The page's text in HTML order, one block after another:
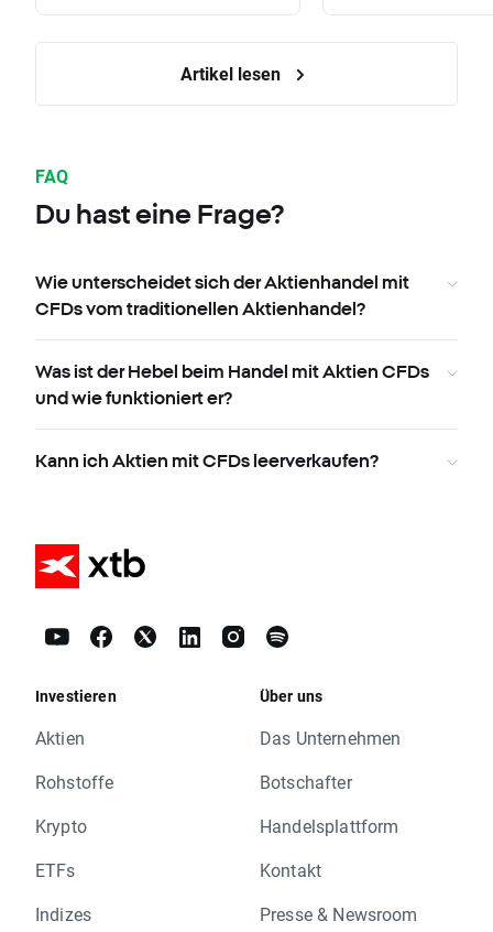
Artikel lesen
FAQ
Du hast eine Frage?
Wie unterscheidet sich der Aktienhandel mit
CFDs vom traditionellen Aktienhandel?
Was ist der Hebel beim Handel mit Aktien CFDs
und wie funktioniert er?
Kann ich Aktien mit CFDs leerverkaufen?
Investieren
Aktien
Rohstoffe
Krypto
ETFs
Indizes
Über uns
Das Unternehmen
Botschafter
Handelsplattform
Kontakt
Presse & Newsroom